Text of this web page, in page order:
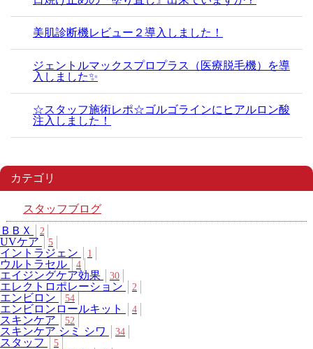
美肌診断機レビュー２導入しました！
ジェントルマックスプロプラス（医療脱毛機）を導
入しました✨
☆スタッフ施術レポ☆ゴルゴラインにヒアルロン酸
注入しました！
カテゴリ
スタッフブログ
ＢＢＸ
2
UVケア 5
イントラジェン 1
ウルトラセル 4
エイジングケア効果 30
エレクトロポレーション 2
エンビロン 54
エンビロンロールキット 4
スキンケア 52
スキンケア シミ シワ 34
スタッフ 5